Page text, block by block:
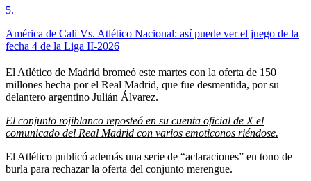
5.
América de Cali Vs. Atlético Nacional: así puede ver el juego de la
fecha 4 de la Liga II-2026
El Atlético de Madrid bromeó este martes con la oferta de 150
millones hecha por el Real Madrid, que fue desmentida, por su
delantero argentino Julián Álvarez.
El conjunto rojiblanco reposteó en su cuenta oficial de X el
comunicado del Real Madrid con varios emoticonos riéndose.
El Atlético publicó además una serie de “aclaraciones” en tono de
burla para rechazar la oferta del conjunto merengue.